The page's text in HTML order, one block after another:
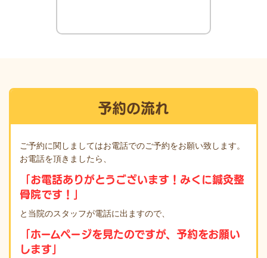
予約の流れ
ご予約に関しましてはお電話でのご予約をお願い致します。
お電話を頂きましたら、
「お電話ありがとうございます！みくに鍼灸整
骨院です！」
と当院のスタッフが電話に出ますので、
「ホームページを見たのですが、予約をお願い
します」